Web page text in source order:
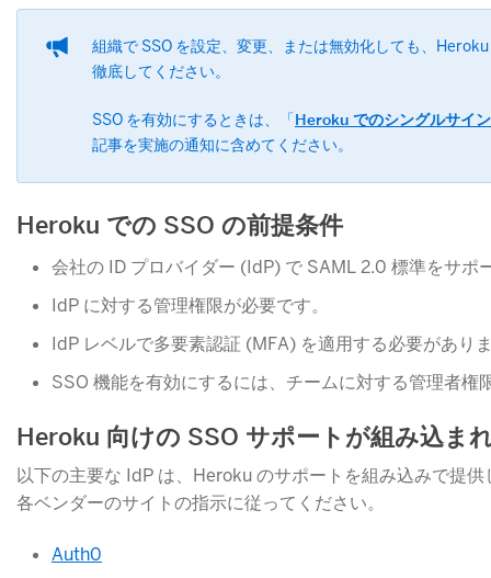
組織で SSO を設定、変更、または無効化しても、
徹底してください。
SSO を有効にするときは、「Heroku でのシングルサイ
記事を実施の通知に含めてください。
Heroku での SSO の前提条件
会社の ID プロバイダー (IdP) で SAML 2.0 標準をサポ
IdP に対する管理権限が必要です。
IdP レベルで多要素認証 (MFA) を適用する必要があり
SSO 機能を有効にするには、チームに対する管理者権
Heroku 向けの SSO サポートが組み込ま
以下の主要な IdP は、Heroku のサポートを組み込みで提
各ベンダーのサイトの指示に従ってください。
Auth0